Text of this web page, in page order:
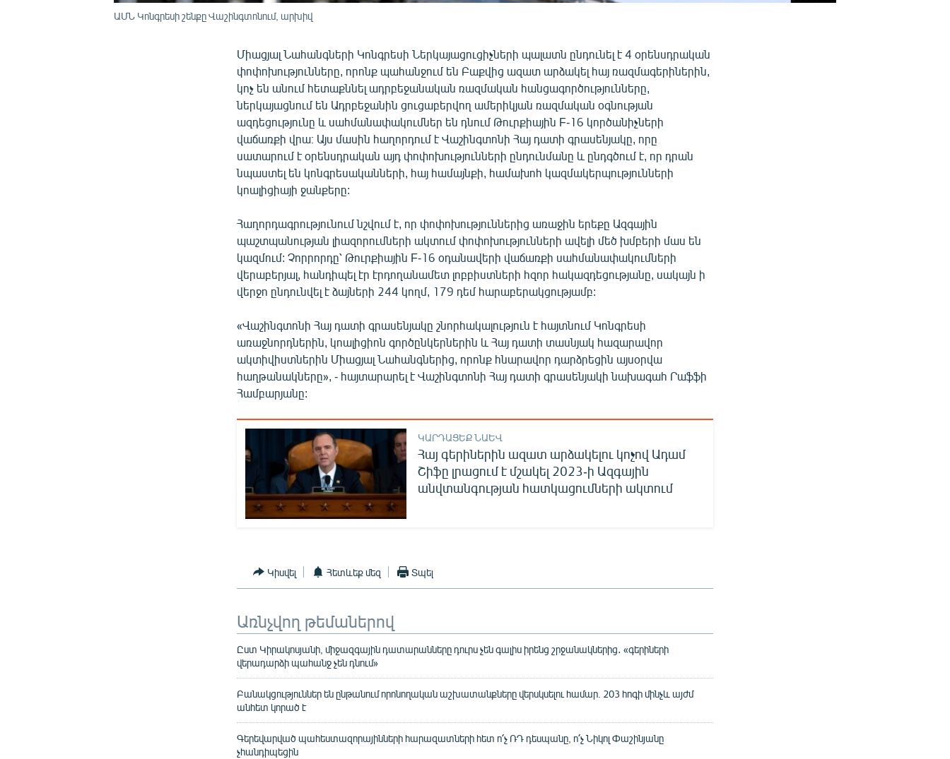
ԱՄՆ Կոնգրեսի շենքը Վաշինգտոնում, արխիվ
Միացյալ Նահանգների Կոնգրեսի Ներկայացուցիչների պալատն ընդունել է 4 օրենսդրական
փոփոխությունները, որոնք պահանջում են Բաքվից ազատ արձակել հայ ռազմագերիներին,
կոչ են անում հետաքննել ադրբեջանական ռազմական հանցագործությունները,
ներկայացնում են Ադրբեջանին ցուցաբերվող ամերիկյան ռազմական օգնության
ազդեցությունը և սահմանափակումներ են դնում Թուրքիային F-16 կործանիչների
վաճառքի վրա։ Այս մասին հաղորդում է Վաշինգտոնի Հայ դատի գրասենյակը, որը
սատարում է օրենսդրական այդ փոփոխությունների ընդունմանը և ընդգծում է, որ դրան
նպաստել են կոնգրեսականների, հայ համայնքի, համախոհ կազմակերպությունների
կոալիցիայի ջանքերը:
Հաղորդագրությունում նշվում է, որ փոփոխություններից առաջին երեքը Ազգային
պաշտպանության լիազորումների ակտում փոփոխությունների ավելի մեծ խմբերի մաս են
կազմում: Չորրորդը՝ Թուրքիային F-16 օդանավերի վաճառքի սահմանափակումների
վերաբերյալ, հանդիպել էր էրդողանամետ լոբբիստների հզոր հակազդեցությանը, սակայն ի
վերջո ընդունվել է ձայների 244 կողմ, 179 դեմ հարաբերակցությամբ:
«Վաշինգտոնի Հայ դատի գրասենյակը շնորհակալություն է հայտնում Կոնգրեսի
առաջնորդներին, կոալիցիոն գործընկերներին և Հայ դատի տասնյակ հազարավոր
ակտիվիստներին Միացյալ Նահանգներից, որոնք հնարավոր դարձրեցին այսօրվա
հաղթանակները», - հայտարարել է Վաշինգտոնի Հայ դատի գրասենյակի նախագահ Րաֆֆի
Համբարյանը:
ԿԱՐԴԱՑԵՔ ՆԱԵՎ
Հայ գերիներին ազատ արձակելու կոչով Ադամ
Շիֆը լրացում է մշակել 2023-ի Ազգային
անվտանգության հատկացումների ակտում
Կիսվել Հետևեք մեզ Տպել
Առնչվող թեմաներով
Ըստ Կիրակոսյանի, միջազգային դատարանները դուրս չեն գալիս իրենց շրջանակներից․ «գերիների
վերադարձի պահանջ չեն դնում»
Բանակցություններ են ընթանում որոնողական աշխատանքները վերսկսելու համար. 203 հոգի մինչև այժմ
անհետ կորած է
Գերեվարված պահեստազորայինների հարազատների հետ ո՛չ ՌԴ դեսպանը, ո՛չ Նիկոլ Փաշինյանը
չհանդիպեցին